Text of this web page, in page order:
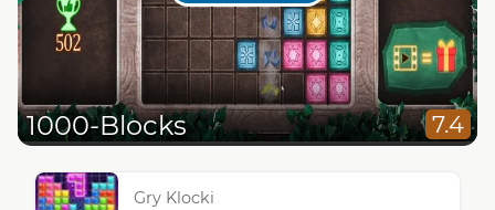
1000-Blocks 7.4
Gry Klocki